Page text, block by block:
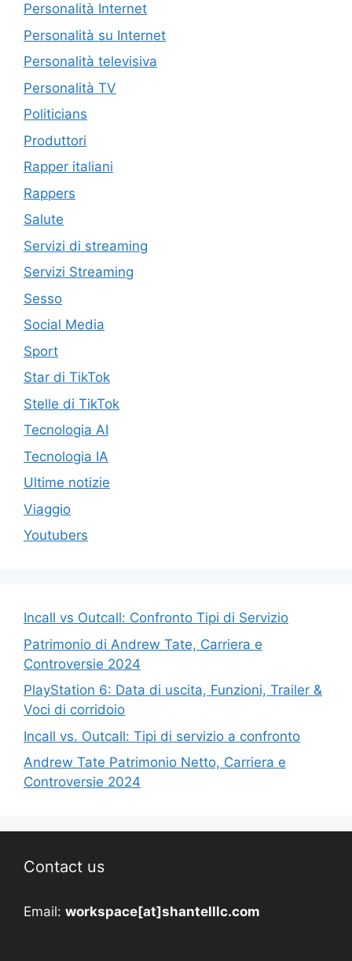
Personalità Internet
Personalità su Internet
Personalità televisiva
Personalità TV
Politicians
Produttori
Rapper italiani
Rappers
Salute
Servizi di streaming
Servizi Streaming
Sesso
Social Media
Sport
Star di TikTok
Stelle di TikTok
Tecnologia AI
Tecnologia IA
Ultime notizie
Viaggio
Youtubers
Incall vs Outcall: Confronto Tipi di Servizio
Patrimonio di Andrew Tate, Carriera e
Controversie 2024
PlayStation 6: Data di uscita, Funzioni, Trailer &
Voci di corridoio
Incall vs. Outcall: Tipi di servizio a confronto
Andrew Tate Patrimonio Netto, Carriera e
Controversie 2024
Contact us
Email: workspace[at]shantelllc.com